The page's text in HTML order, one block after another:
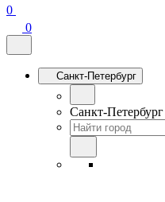
0
0
Санкт-Петербург
Санкт-Петербург